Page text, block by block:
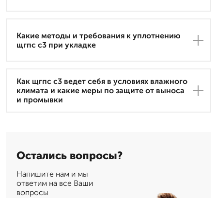
Какие методы и требования к уплотнению
щгпс с3 при укладке
Как щгпс с3 ведет себя в условиях влажного
климата и какие меры по защите от выноса
и промывки
Остались вопросы?
Напишите нам и мы
ответим на все Ваши
вопросы